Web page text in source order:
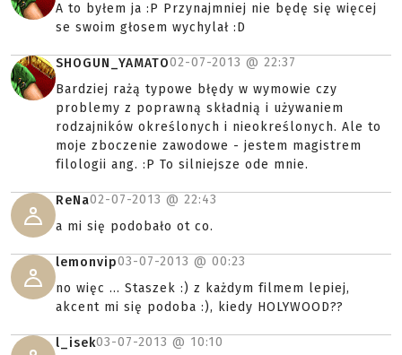
A to byłem ja :P Przynajmniej nie będę się więcej
se swoim głosem wychylał :D
SHOGUN_YAMATO02-07-2013 @ 22:37
Bardziej rażą typowe błędy w wymowie czy
problemy z poprawną składnią i używaniem
rodzajników określonych i nieokreślonych. Ale to
moje zboczenie zawodowe - jestem magistrem
filologii ang. :P To silniejsze ode mnie.
ReNa02-07-2013 @ 22:43
a mi się podobało ot co.
lemonvip03-07-2013 @ 00:23
no więc ... Staszek :) z każdym filmem lepiej,
akcent mi się podoba :), kiedy HOLYWOOD??
l_isek03-07-2013 @ 10:10